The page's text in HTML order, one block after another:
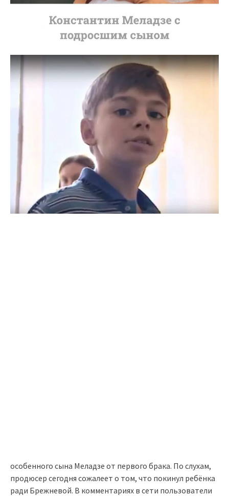
особенного сына Меладзе от первого брака. По слухам,
продюсер сегодня сожалеет о том, что покинул ребёнка
ради Брежневой. В комментариях в сети пользователи